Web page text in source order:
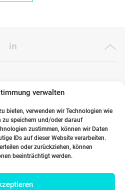
verwalten
bieten, verwenden wir Technologien wie
zu speichern und/oder darauf
zustimmen, können wir Daten
IDs auf dieser Website verarbeiten.
oder zurückziehen, können
beeinträchtigt werden.